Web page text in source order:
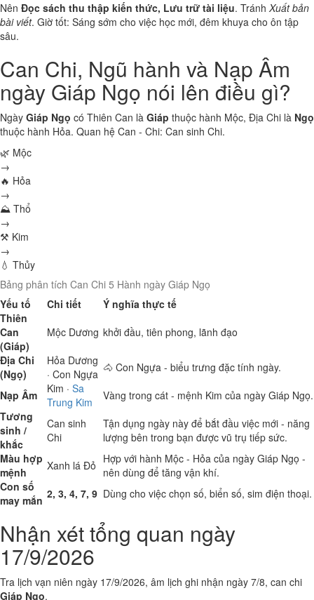
Nên Đọc sách thu thập kiến thức, Lưu trữ tài liệu. Tránh Xuất bản
bài viết. Giờ tốt: Sáng sớm cho việc học mới, đêm khuya cho ôn tập
sâu.
Can Chi, Ngũ hành và Nạp Âm
ngày Giáp Ngọ nói lên điều gì?
Ngày Giáp Ngọ có Thiên Can là Giáp thuộc hành Mộc, Địa Chi là Ngọ
thuộc hành Hỏa. Quan hệ Can - Chi: Can sinh Chi.
🌿 Mộc
→
🔥 Hỏa
→
⛰ Thổ
→
⚒ Kim
→
💧 Thủy
Bảng phân tích Can Chi 5 Hành ngày Giáp Ngọ
Yếu tố
Chi tiết
Ý nghĩa thực tế
Thiên
Can
(Giáp)
Mộc Dương khởi đầu, tiên phong, lãnh đạo
Địa Chi
(Ngọ)
Hỏa Dương
· Con Ngựa 🐴 Con Ngựa - biểu trưng đặc tính ngày.
Nạp Âm
Kim · Sa
Trung Kim
Vàng trong cát - mệnh Kim của ngày Giáp Ngọ.
Tương
sinh /
khắc
Can sinh
Chi
Tận dụng ngày này để bắt đầu việc mới - năng
lượng bên trong bạn được vũ trụ tiếp sức.
Màu hợp
mệnh
Xanh lá Đỏ Hợp với hành Mộc - Hỏa của ngày Giáp Ngọ -
nên dùng để tăng vận khí.
Con số
may mắn 2, 3, 4, 7, 9 Dùng cho việc chọn số, biển số, sim điện thoại.
Nhận xét tổng quan ngày
17/9/2026
Tra lịch vạn niên ngày 17/9/2026, âm lịch ghi nhận ngày 7/8, can chi
Giáp Ngọ.